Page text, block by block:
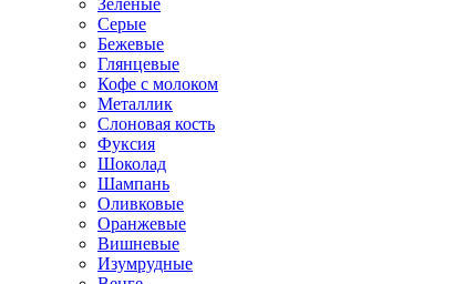
Серые
Бежевые
Глянцевые
Кофе с молоком
Металлик
Слоновая кость
Фуксия
Шоколад
Шампань
Оливковые
Оранжевые
Вишневые
Изумрудные